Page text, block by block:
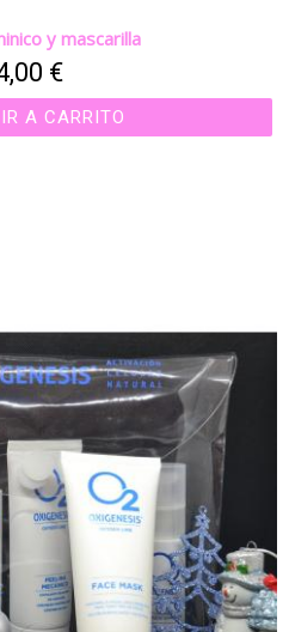
y mascarilla
€
A CARRITO